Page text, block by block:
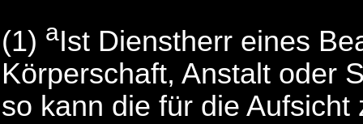
(1) aIst Dienstherr eines
Körperschaft, Anstalt oder
so kann die für die